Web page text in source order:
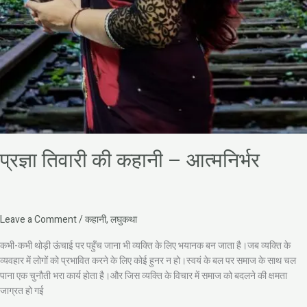
प्रज्ञा तिवारी की कहानी – आत्मनिर्भर
Leave a Comment/कहानी,लघुकथा
कभी-कभी थोड़ी ऊंचाई पर पहुँच जाना भी व्यक्ति के लिए भयानक बन जाता है।जब व्यक्ति के
व्यवहार में लोगों को प्रभावित करने के लिए कोई हुनर न हो।स्वयं के बल पर समाज के साथ चल
पाना एक चुनौती भरा कार्य होता है।और जिस व्यक्ति के विचार में समाज को बदलने की क्षमता
जाग्रत हो गई